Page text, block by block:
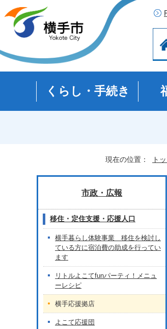
くらし・手続き
現在の位置： ト
市政・広報
移住・定住支援・応援人口
横手暮らし体験事業 移住を検討し
ている方に宿泊費の助成を行ってい
ます
リトルよこてfunパーティ！メニュ
ーレシピ
横手応援拠店
よこて応援団